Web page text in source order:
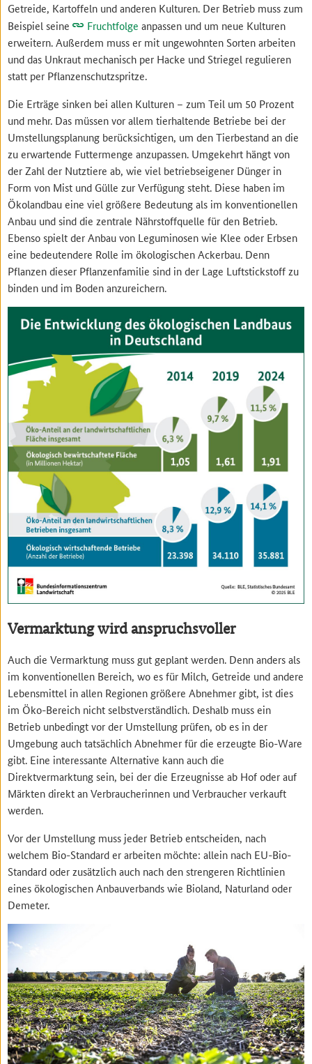
Getreide, Kartoffeln und anderen Kulturen. Der Betrieb muss zum
Beispiel seine
Fruchtfolge anpassen und um neue Kulturen
erweitern. Außerdem muss er mit ungewohnten Sorten arbeiten
und das Unkraut mechanisch per Hacke und Striegel regulieren
statt per Pflanzenschutzspritze.
Die Erträge sinken bei allen Kulturen – zum Teil um 50 Prozent
und mehr. Das müssen vor allem tierhaltende Betriebe bei der
Umstellungsplanung berücksichtigen, um den Tierbestand an die
zu erwartende Futtermenge anzupassen. Umgekehrt hängt von
der Zahl der Nutztiere ab, wie viel betriebseigener Dünger in
Form von Mist und Gülle zur Verfügung steht. Diese haben im
Ökolandbau eine viel größere Bedeutung als im konventionellen
Anbau und sind die zentrale Nährstoffquelle für den Betrieb.
Ebenso spielt der Anbau von Leguminosen wie Klee oder Erbsen
eine bedeutendere Rolle im ökologischen Ackerbau. Denn
Pflanzen dieser Pflanzenfamilie sind in der Lage Luftstickstoff zu
binden und im Boden anzureichern.
Vermarktung wird anspruchsvoller
Auch die Vermarktung muss gut geplant werden. Denn anders als
im konventionellen Bereich, wo es für Milch, Getreide und andere
Lebensmittel in allen Regionen größere Abnehmer gibt, ist dies
im Öko-Bereich nicht selbstverständlich. Deshalb muss ein
Betrieb unbedingt vor der Umstellung prüfen, ob es in der
Umgebung auch tatsächlich Abnehmer für die erzeugte Bio-Ware
gibt. Eine interessante Alternative kann auch die
Direktvermarktung sein, bei der die Erzeugnisse ab Hof oder auf
Märkten direkt an Verbraucherinnen und Verbraucher verkauft
werden.
Vor der Umstellung muss jeder Betrieb entscheiden, nach
welchem Bio-Standard er arbeiten möchte: allein nach EU-Bio-
Standard oder zusätzlich auch nach den strengeren Richtlinien
eines ökologischen Anbauverbands wie Bioland, Naturland oder
Demeter.